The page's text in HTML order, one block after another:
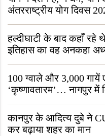
अंतरराष्ट्रीय योग दिवस
हल्दीघाटी के बाद कहाँ रहे
इतिहास का वह अनकहा
जीवित है
100 ग्वाले और 3,000
‘कृष्णावतारम’… नागपुर में
“ऐसा तो सिर्फ़ कृष्ण ही
कानपुर के आदित्य दुबे ने
कर बढ़ाया शहर का मान